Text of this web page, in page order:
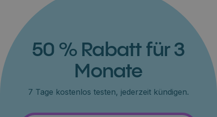
50 % Rabatt für 3
Monate
7 Tage kostenlos testen, jederzeit kündigen.